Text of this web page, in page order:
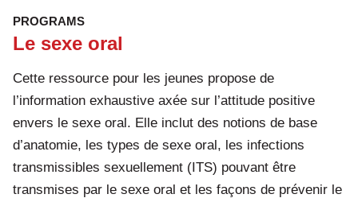
PROGRAMS
Le sexe oral
Cette ressource pour les jeunes propose de
l’information exhaustive axée sur l’attitude positive
envers le sexe oral. Elle inclut des notions de base
d’anatomie, les types de sexe oral, les infections
transmissibles sexuellement (ITS) pouvant être
transmises par le sexe oral et les façons de prévenir le